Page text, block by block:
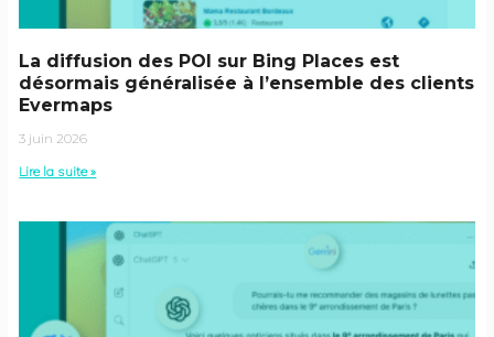
La diffusion des POI sur Bing Places est
désormais généralisée à l’ensemble des clients
Evermaps
3 juin 2026
Lire la suite »